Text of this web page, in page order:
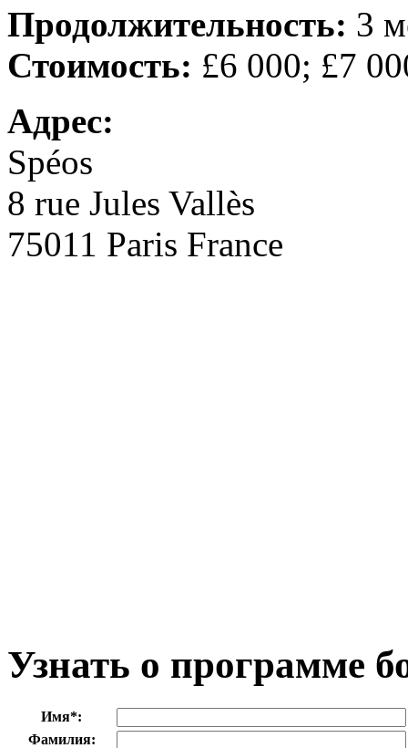
Продолжительность: 3
Стоимость: £6 000; £7
Адрес:
Spéos
8 rue Jules Vallès
75011 Paris France
Узнать о программе
Имя*:
Фамилия: